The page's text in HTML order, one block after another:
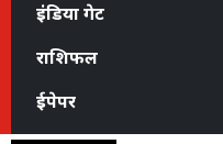
इंडिया गेट
राशिफल
ईपेपर